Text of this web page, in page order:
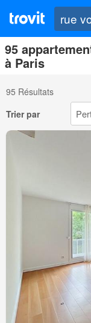
95
à Paris
95 Résultats
Trier par